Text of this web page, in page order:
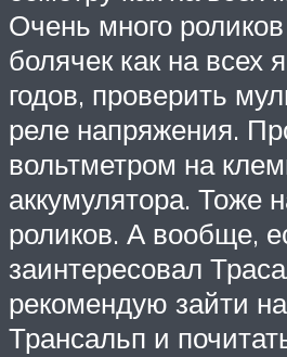
Очень много
болячек как на всех
годов, проверить
реле напряжения.
вольтметром на
аккумулятора. Тоже
роликов. А вообще,
заинтересовал
рекомендую зайти
Трансальп и